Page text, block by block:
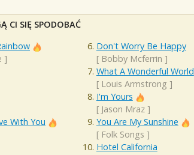
CI SIĘ SPODOBAĆ
]
With You
Don't Worry Be Happy
[ Bobby Mcferrin ]
What A Wonderful World
[ Louis Armstrong ]
I'm Yours
[ Jason Mraz]
You Are My Sunshine
[ Folk Songs ]
Hotel California